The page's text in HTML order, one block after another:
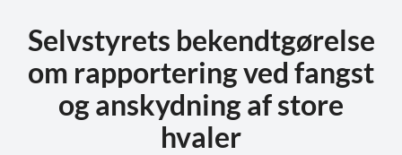
Selvstyrets bekendtgørelse
om rapportering ved fangst
og anskydning af store
hvaler